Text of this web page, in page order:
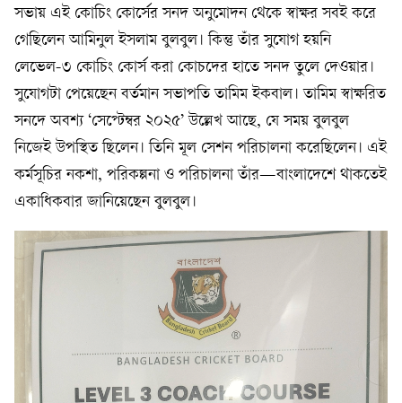
সভায় এই কোচিং কোর্সের সনদ অনুমোদন থেকে স্বাক্ষর সবই করে
গেছিলেন আমিনুল ইসলাম বুলবুল। কিন্তু তাঁর সুযোগ হয়নি
লেভেল-৩ কোচিং কোর্স করা কোচদের হাতে সনদ তুলে দেওয়ার।
সুযোগটা পেয়েছেন বর্তমান সভাপতি তামিম ইকবাল। তামিম স্বাক্ষরিত
সনদে অবশ্য ‘সেপ্টেম্বর ২০২৫’ উল্লেখ আছে, যে সময় বুলবুল
নিজেই উপস্থিত ছিলেন। তিনি মূল সেশন পরিচালনা করেছিলেন। এই
কর্মসূচির নকশা, পরিকল্পনা ও পরিচালনা তাঁর—বাংলাদেশে থাকতেই
একাধিকবার জানিয়েছেন বুলবুল।